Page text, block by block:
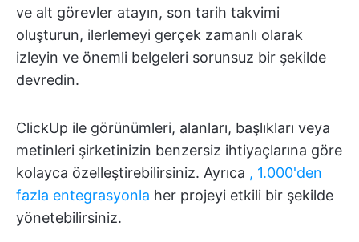
ve alt görevler atayın, son tarih takvimi
oluşturun, ilerlemeyi gerçek zamanlı olarak
izleyin ve önemli belgeleri sorunsuz bir şekilde
devredin.
ClickUp ile görünümleri, alanları, başlıkları veya
metinleri şirketinizin benzersiz ihtiyaçlarına göre
kolayca özelleştirebilirsiniz. Ayrıca , 1.000'den
fazla entegrasyonla her projeyi etkili bir şekilde
yönetebilirsiniz.